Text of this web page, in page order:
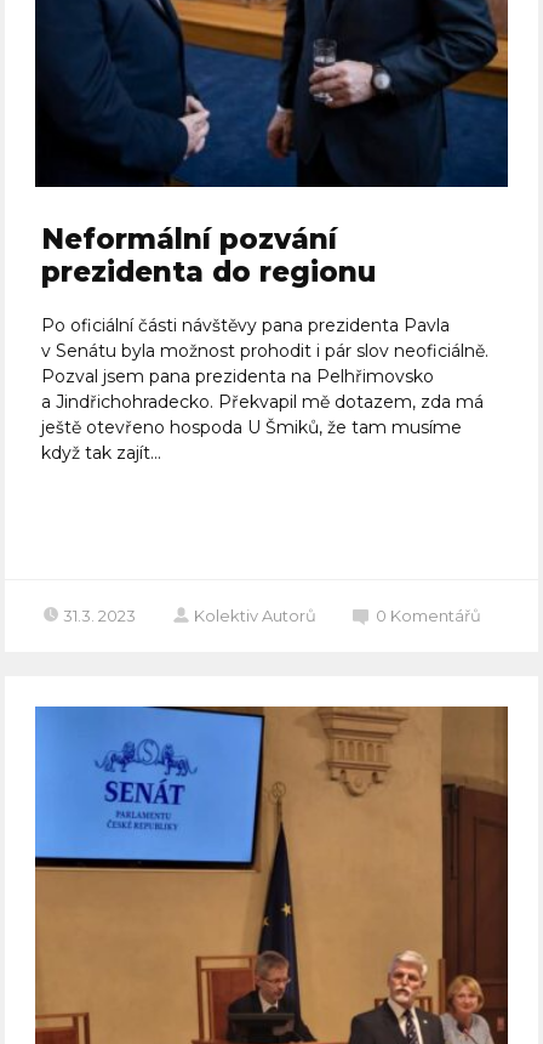
Neformální pozvání
prezidenta do regionu
Po oficiální části návštěvy pana prezidenta Pavla
v Senátu byla možnost prohodit i pár slov neoficiálně.
Pozval jsem pana prezidenta na Pelhřimovsko
a Jindřichohradecko. Překvapil mě dotazem, zda má
ještě otevřeno hospoda U Šmiků, že tam musíme
když tak zajít...
31.3. 2023 Kolektiv Autorů 0 Komentářů